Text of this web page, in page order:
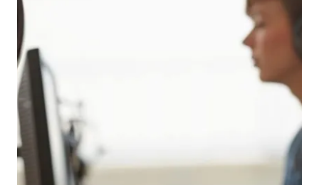
Oficinas
Encuentra una oficina
Sobre nosotros
Quiénes somos
Trabajos
Únete al equipo